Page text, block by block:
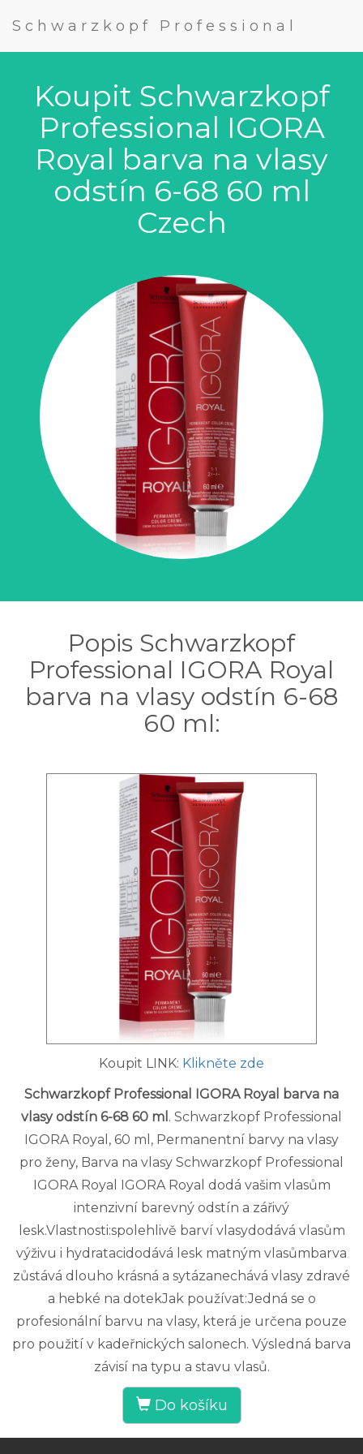
Schwarzkopf Professional
Koupit Schwarzkopf
Professional IGORA
Royal barva na vlasy
odstín 6-68 60 ml
Czech
Popis Schwarzkopf
Professional IGORA Royal
barva na vlasy odstín 6-68
60 ml:
Koupit LINK: Klikněte zde
Schwarzkopf Professional IGORA Royal barva na
vlasy odstín 6-68 60 ml . Schwarzkopf Professional
IGORA Royal, 60 ml, Permanentní barvy na vlasy
pro ženy, Barva na vlasy Schwarzkopf Professional
IGORA Royal IGORA Royal dodá vašim vlasům
intenzivní barevný odstín a zářivý
lesk.Vlastnosti:spolehlivě barví vlasydodává vlasům
výživu i hydratacidodává lesk matným vlasůmbarva
zůstává dlouho krásná a sytázanechává vlasy zdravé
a hebké na dotekJak používat:Jedná se o
profesionální barvu na vlasy, která je určena pouze
pro použití v kadeřnických salonech. Výsledná barva
závisí na typu a stavu vlasů.
Do košíku